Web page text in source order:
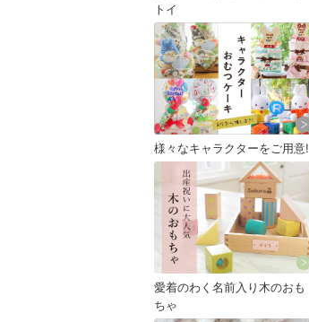
トイ
様々なキャラクターをご用意!
愛着のわく名前入り木のおも
ちゃ